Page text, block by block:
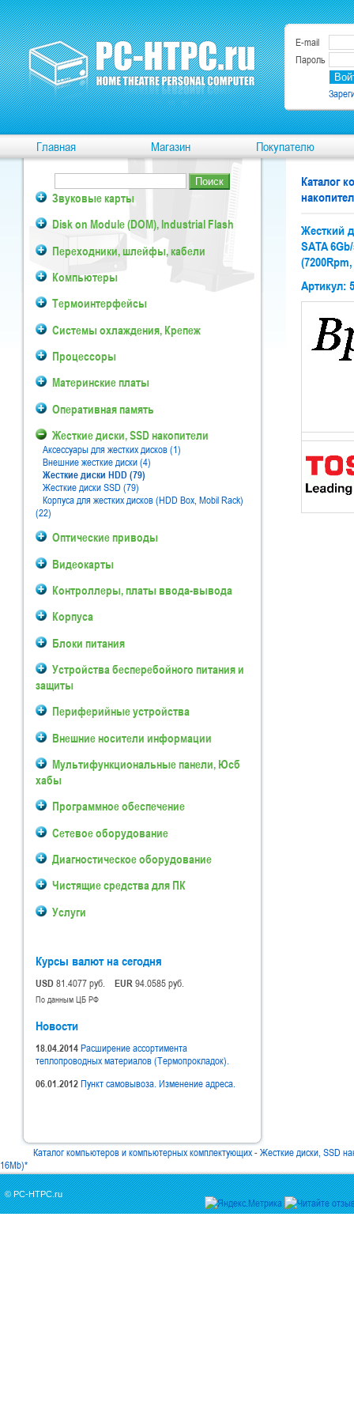
E-mail
Пароль
Главная Магазин Покупателю
Звуковые карты
Disk on Module (DOM), Industrial Flash
Переходники, шлейфы, кабели
Компьютеры
Термоинтерфейсы
Системы охлаждения, Крепеж
Процессоры
Материнские платы
Оперативная память
Жесткие диски, SSD накопители
Аксессуары для жестких дисков (1)
Внешние жесткие диски (4)
Жесткие диски HDD (79)
Жесткие диски SSD (79)
Корпуса для жестких дисков (HDD Box, Mobil Rack)
(22)
Оптические приводы
Видеокарты
Контроллеры, платы ввода-вывода
Корпуса
Блоки питания
Устройства бесперебойного питания и
защиты
Периферийные устройства
Внешние носители информации
Мультифункциональные панели, Юсб
хабы
Программное обеспечение
Сетевое оборудование
Диагностическое оборудование
Чистящие средства для ПК
Услуги
Курсы валют на сегодня
USD81.4077 руб. EUR94.0585 руб.
По данным ЦБ РФ
Новости
18.04.2014Расширение ассортимента
теплопроводных материалов (Термопрокладок).
06.01.2012Пункт самовывоза. Изменение адреса.
Каталог
Жесткий
SATA
Артикул:
Каталог компьютеров и компьютерных комплектующих-Жесткие диски, SSD
16Mb)*
© PC-HTPC.ru